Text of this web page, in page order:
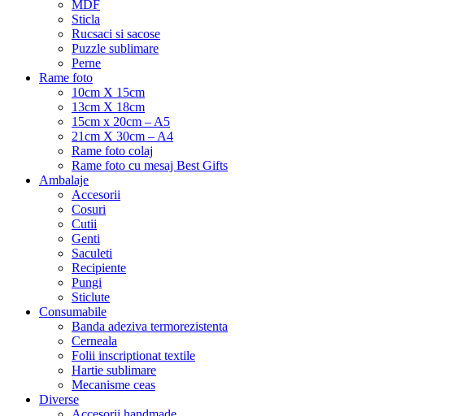
MDF
Sticla
Rucsaci si sacose
Puzzle sublimare
Perne
Rame foto
10cm X 15cm
13cm X 18cm
15cm x 20cm – A5
21cm X 30cm – A4
Rame foto colaj
Rame foto cu mesaj Best Gifts
Ambalaje
Accesorii
Cosuri
Cutii
Genti
Saculeti
Recipiente
Pungi
Sticlute
Consumabile
Banda adeziva termorezistenta
Cerneala
Folii inscriptionat textile
Hartie sublimare
Mecanisme ceas
Diverse